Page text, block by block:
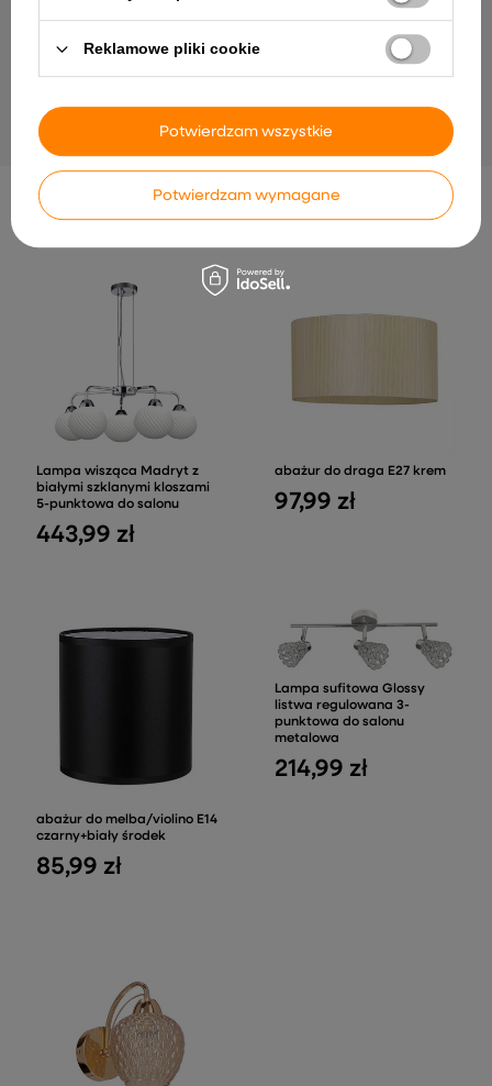
Kinkiet Sk-85 metalowy chromowy do
Smally Lampa Stołowa
Abażur
INNE PRODUKTY PRODUCENTA
Lampa wisząca Madryt z
białymi szklanymi kloszami
5-punktowa do salonu
443,99 zł
abażur do draga E27 krem
97,99 zł
abażur do melba/violino E14
czarny+biały środek
85,99 zł
Lampa sufitowa Glossy
listwa regulowana 3-
punktowa do salonu
metalowa
214,99 zł
Reklamowe pliki cookie
Potwierdzam wymagane
Potwierdzam wszystkie